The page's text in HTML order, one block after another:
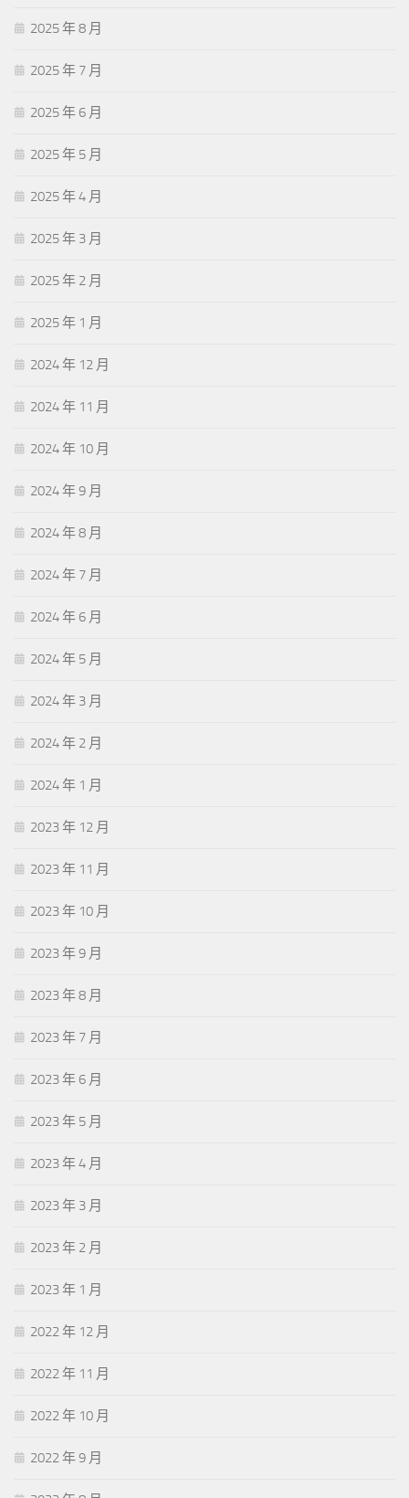
2025 年 8 月
2025 年 7 月
2025 年 6 月
2025 年 5 月
2025 年 4 月
2025 年 3 月
2025 年 2 月
2025 年 1 月
2024 年 12 月
2024 年 11 月
2024 年 10 月
2024 年 9 月
2024 年 8 月
2024 年 7 月
2024 年 6 月
2024 年 5 月
2024 年 3 月
2024 年 2 月
2024 年 1 月
2023 年 12 月
2023 年 11 月
2023 年 10 月
2023 年 9 月
2023 年 8 月
2023 年 7 月
2023 年 6 月
2023 年 5 月
2023 年 4 月
2023 年 3 月
2023 年 2 月
2023 年 1 月
2022 年 12 月
2022 年 11 月
2022 年 10 月
2022 年 9 月